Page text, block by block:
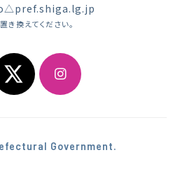
換えてください。
Government.